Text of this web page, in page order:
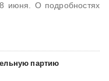
июня. О подробностях
партию